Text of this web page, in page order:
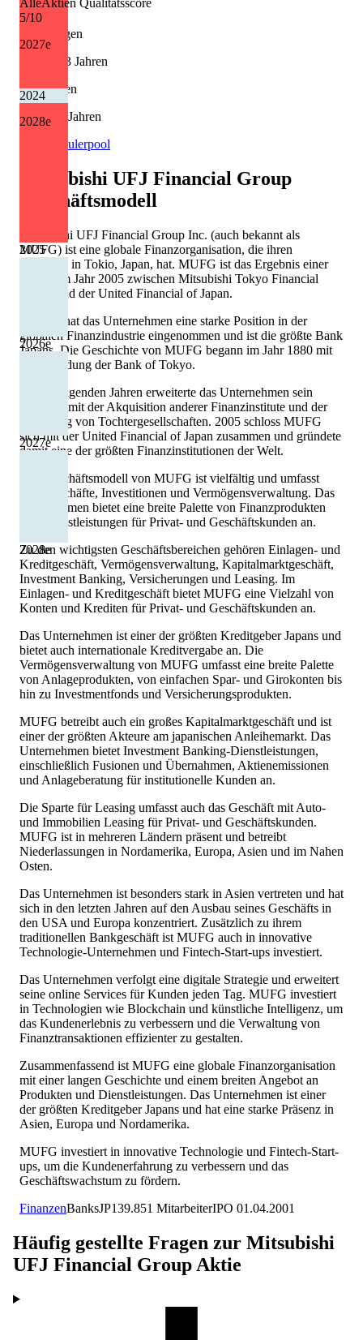
2027e
2028e
2024
2025
2026e
2027e
2028e
AlleAktien Qualitätsscore
5/10
+15,0 %
Erhöhungen
10 von 13 Jahren
Kürzungen
0 von 13 Jahren
Quelle: Eulerpool
Mitsubishi UFJ Financial Group
Geschäftsmodell
Mitsubishi UFJ Financial Group Inc. (auch bekannt als
MUFG) ist eine globale Finanzorganisation, die ihren
Hauptsitz in Tokio, Japan, hat. MUFG ist das Ergebnis einer
Fusion im Jahr 2005 zwischen Mitsubishi Tokyo Financial
Group und der United Financial of Japan.
Seitdem hat das Unternehmen eine starke Position in der
globalen Finanzindustrie eingenommen und ist die größte Bank
Japans. Die Geschichte von MUFG begann im Jahr 1880 mit
der Gründung der Bank of Tokyo.
In den folgenden Jahren erweiterte das Unternehmen sein
Geschäft mit der Akquisition anderer Finanzinstitute und der
Gründung von Tochtergesellschaften. 2005 schloss MUFG
sich mit der United Financial of Japan zusammen und gründete
damit eine der größten Finanzinstitutionen der Welt.
Das Geschäftsmodell von MUFG ist vielfältig und umfasst
Bankgeschäfte, Investitionen und Vermögensverwaltung. Das
Unternehmen bietet eine breite Palette von Finanzprodukten
und -dienstleistungen für Privat- und Geschäftskunden an.
Zu den wichtigsten Geschäftsbereichen gehören Einlagen- und
Kreditgeschäft, Vermögensverwaltung, Kapitalmarktgeschäft,
Investment Banking, Versicherungen und Leasing. Im
Einlagen- und Kreditgeschäft bietet MUFG eine Vielzahl von
Konten und Krediten für Privat- und Geschäftskunden an.
Das Unternehmen ist einer der größten Kreditgeber Japans und
bietet auch internationale Kreditvergabe an. Die
Vermögensverwaltung von MUFG umfasst eine breite Palette
von Anlageprodukten, von einfachen Spar- und Girokonten bis
hin zu Investmentfonds und Versicherungsprodukten.
MUFG betreibt auch ein großes Kapitalmarktgeschäft und ist
einer der größten Akteure am japanischen Anleihemarkt. Das
Unternehmen bietet Investment Banking-Dienstleistungen,
einschließlich Fusionen und Übernahmen, Aktienemissionen
und Anlageberatung für institutionelle Kunden an.
Die Sparte für Leasing umfasst auch das Geschäft mit Auto-
und Immobilien Leasing für Privat- und Geschäftskunden.
MUFG ist in mehreren Ländern präsent und betreibt
Niederlassungen in Nordamerika, Europa, Asien und im Nahen
Osten.
Das Unternehmen ist besonders stark in Asien vertreten und hat
sich in den letzten Jahren auf den Ausbau seines Geschäfts in
den USA und Europa konzentriert. Zusätzlich zu ihrem
traditionellen Bankgeschäft ist MUFG auch in innovative
Technologie-Unternehmen und Fintech-Start-ups investiert.
Das Unternehmen verfolgt eine digitale Strategie und erweitert
seine online Services für Kunden jeden Tag. MUFG investiert
in Technologien wie Blockchain und künstliche Intelligenz, um
das Kundenerlebnis zu verbessern und die Verwaltung von
Finanztransaktionen effizienter zu gestalten.
Zusammenfassend ist MUFG eine globale Finanzorganisation
mit einer langen Geschichte und einem breiten Angebot an
Produkten und Dienstleistungen. Das Unternehmen ist einer
der größten Kreditgeber Japans und hat eine starke Präsenz in
Asien, Europa und Nordamerika.
MUFG investiert in innovative Technologie und Fintech-Start-
ups, um die Kundenerfahrung zu verbessern und das
Geschäftswachstum zu fördern.
FinanzenBanksJP139.851 MitarbeiterIPO 01.04.2001
Häufig gestellte Fragen zur Mitsubishi
UFJ Financial Group Aktie